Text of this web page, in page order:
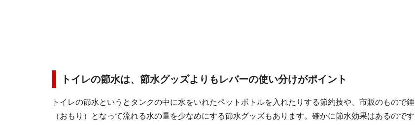
トイレの節水は、節水グッズよりもレバーの使い分けがポイント
トイレの節水というとタンクの中に水をいれたペットボトルを入れたりする節約技や、市販のもので錘
（おもり）となって流れる水の量を少なめにする節水グッズもあります。確かに節水効果はあるのです